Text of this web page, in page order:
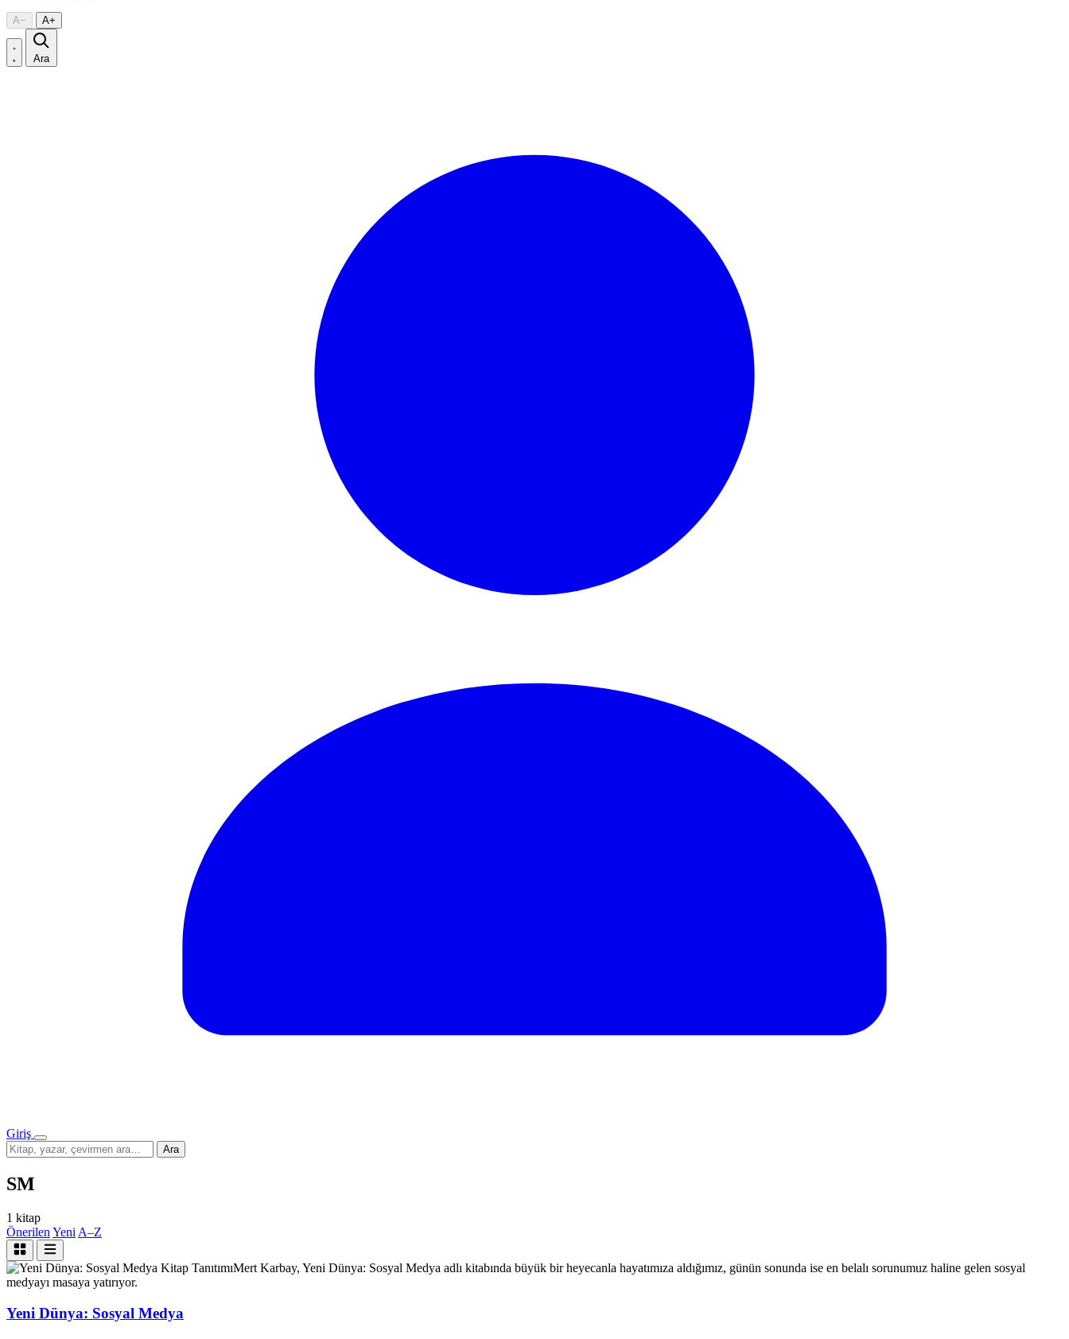
A− A+
Ara
Giriş
Menü
Sitede
ara
Ara
SM
1 kitap
Önerilen Yeni A–Z
Kitap TanıtımıMert Karbay, Yeni Dünya: Sosyal Medya adlı kitabında büyük bir heyecanla hayatımıza aldığımız, günün sonunda ise en belalı sorunumuz haline gelen sosyal
medyayı masaya yatırıyor.
Yeni Dünya: Sosyal Medya